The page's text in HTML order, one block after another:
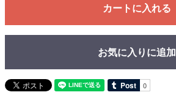
カートに入れる
お気に入りに追加